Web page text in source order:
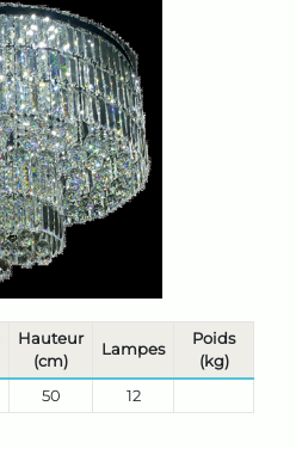
Hauteur
(cm)
Lampes
Poids
(kg)
50 12